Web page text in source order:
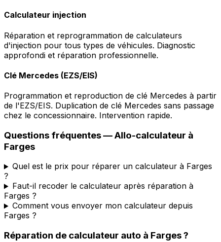
Calculateur injection
Réparation et reprogrammation de calculateurs
d'injection pour tous types de véhicules. Diagnostic
approfondi et réparation professionnelle.
Clé Mercedes (EZS/EIS)
Programmation et reproduction de clé Mercedes à partir
de l'EZS/EIS. Duplication de clé Mercedes sans passage
chez le concessionnaire. Intervention rapide.
Questions fréquentes —Allo-calculateur à
Farges
Quel est le prix pour réparer un calculateur à Farges
?
Faut-il recoder le calculateur après réparation à
Farges ?
Comment vous envoyer mon calculateur depuis
Farges ?
Réparation de calculateur auto à Farges?